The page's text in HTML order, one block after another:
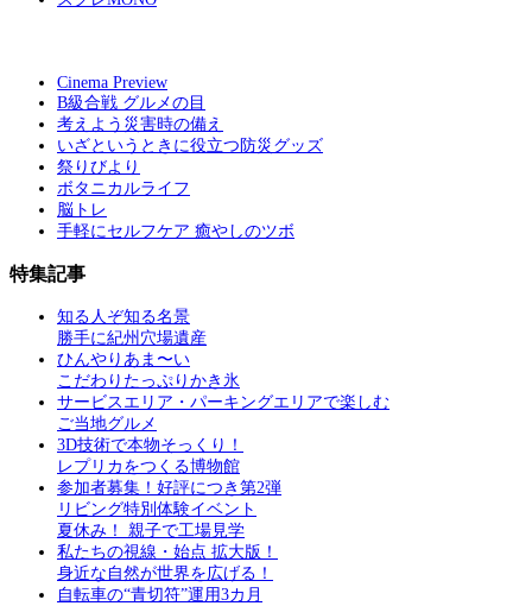
Cinema Preview
B級合戦 グルメの目
考えよう災害時の備え
いざというときに役立つ防災グッズ
祭りびより
ボタニカルライフ
脳トレ
手軽にセルフケア 癒やしのツボ
特集記事
知る人ぞ知る名景
勝手に紀州穴場遺産
ひんやりあま〜い
こだわりたっぷりかき氷
サービスエリア・パーキングエリアで楽しむ
ご当地グルメ
3D技術で本物そっくり！
レプリカをつくる博物館
参加者募集！好評につき第2弾
リビング特別体験イベント
夏休み！ 親子で工場見学
私たちの視線・始点 拡大版！
身近な自然が世界を広げる！
自転車の“青切符”運用3カ月